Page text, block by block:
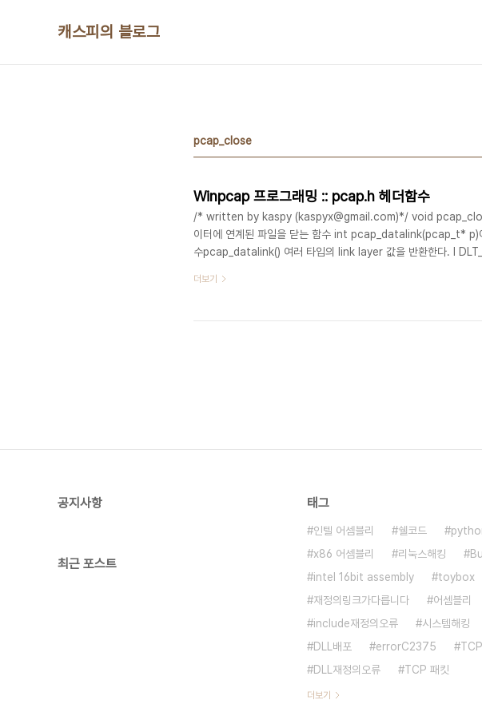
캐스피의 블로그
pcap_close
Winpcap 프로그래밍 :: pcap.h 헤더함수
/* written by kaspy (kaspyx@gmail.com)*/ void
이터에 연계된 파일을 닫는 함수 int pcap_datalink(pcap_t* p)
수pcap_datalink() 여러 타입의 link layer 값을 반환한다. l
IEEE 802.5 Token Ringl DLT_ARCNET ARCNET SLIPl
더보기
공지사항
최근 포스트
태그
인텔 어셈블리 쉘코드
x86 어셈블리
리눅스해킹
intel 16bit assembly
toybox
재정의링크가다릅니다
어셈블리
include재정의오류
시스템해킹
DLL배포
errorC2375
DLL재정의오류
TCP 패킷
더보기